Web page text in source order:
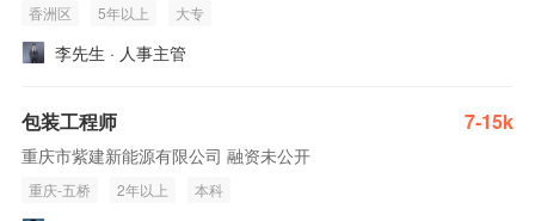
香洲区 5年以上 大专
李先生 · 人事主管
包装工程师 7-15k
重庆市紫建新能源有限公司 融资未公开
重庆-五桥 2年以上 本科